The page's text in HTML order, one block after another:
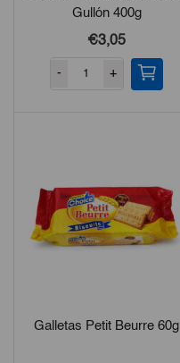
Gullón 400g
€3,05
- +
Galletas Petit Beurre 60g